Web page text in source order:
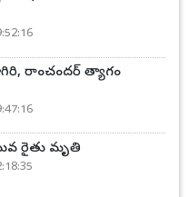
రాంచందర్ త్యాగం
రైతు మృతి